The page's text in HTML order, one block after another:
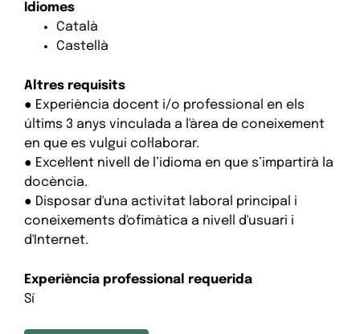
Idiomes
Català
Castellà
Altres requisits
● Experiència docent i/o professional en els
últims 3 anys vinculada a l'àrea de coneixement
en que es vulgui col·laborar.
● Excel·lent nivell de l’idioma en que s’impartirà la
docència.
● Disposar d'una activitat laboral principal i
coneixements d'ofimàtica a nivell d'usuari i
d'Internet.
Experiència professional requerida
Sí